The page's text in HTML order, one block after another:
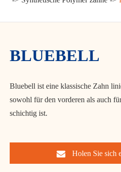
BLUEBELL
Bluebell ist eine klassische Zahn
sowohl für den vorderen als auch
schichtig ist.
Holen Sie sich